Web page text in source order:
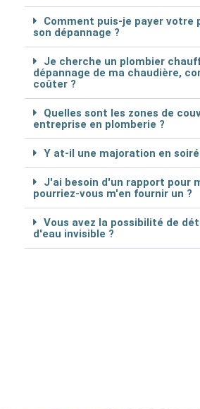
Comment puis-je payer votre
son dépannage ?
Je cherche un plombier
dépannage de ma chaudière,
coûter ?
Quelles sont les zones de
entreprise en plomberie ?
Y at-il une majoration en
J'ai besoin d'un rapport pour
pourriez-vous m'en fournir un ?
Vous avez la possibilité de
d'eau invisible ?